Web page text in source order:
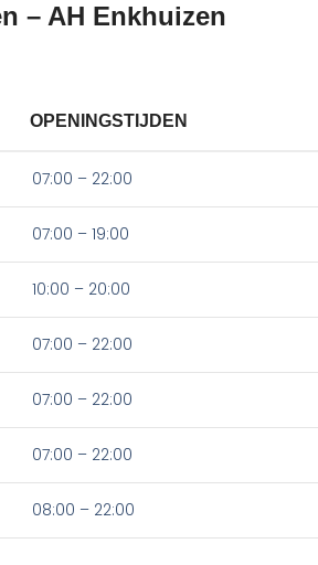
– AH Enkhuizen
OPENINGSTIJDEN
07:00 – 22:00
07:00 – 19:00
10:00 – 20:00
07:00 – 22:00
07:00 – 22:00
07:00 – 22:00
08:00 – 22:00